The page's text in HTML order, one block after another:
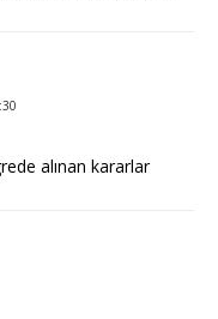
alınan kararlar